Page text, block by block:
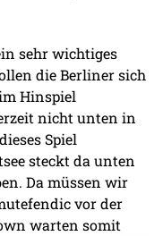
sehr wichtiges
die Berliner sich
Hinspiel
nicht unten in
Spiel
steckt da unten
Da müssen wir
vor der
warten somit